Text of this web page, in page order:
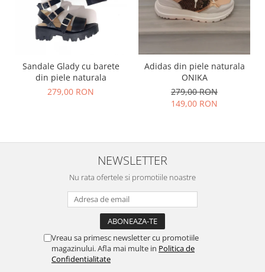
Sandale Glady cu barete
din piele naturala
279,00 RON
Adidas din piele naturala
ONIKA
279,00 RON
149,00 RON
NEWSLETTER
Nu rata ofertele si promotiile noastre
Vreau sa primesc newsletter cu promotiile
magazinului. Afla mai multe in Politica de
Confidentialitate